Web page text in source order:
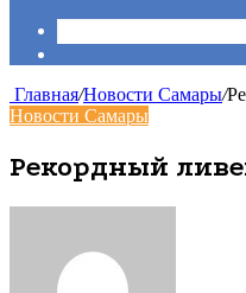
Главная/Новости Самары/
Новости Самары
Рекордный